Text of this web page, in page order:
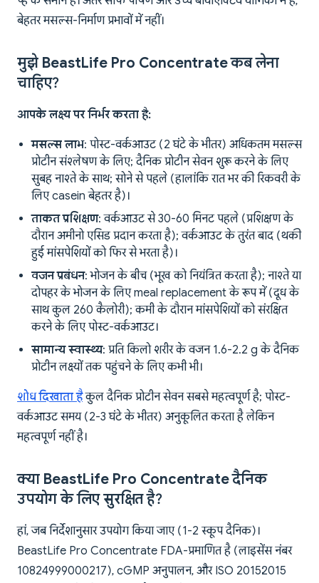
बेहतर मसल्स-निर्माण प्रभावों में नहीं।
मुझे BeastLife Pro Concentrate कब लेना
चाहिए?
आपके लक्ष्य पर निर्भर करता है:
मसल्स लाभ: पोस्ट-वर्कआउट (2 घंटे के भीतर) अधिकतम मसल्स
प्रोटीन संश्लेषण के लिए; दैनिक प्रोटीन सेवन शुरू करने के लिए
सुबह नाश्ते के साथ; सोने से पहले (हालांकि रात भर की रिकवरी के
लिए casein बेहतर है)।
ताकत प्रशिक्षण: वर्कआउट से 30-60 मिनट पहले (प्रशिक्षण के
दौरान अमीनो एसिड प्रदान करता है); वर्कआउट के तुरंत बाद (थकी
हुई मांसपेशियों को फिर से भरता है)।
वजन प्रबंधन: भोजन के बीच (भूख को नियंत्रित करता है); नाश्ते या
दोपहर के भोजन के लिए meal replacement के रूप में (दूध के
साथ कुल 260 कैलोरी); कमी के दौरान मांसपेशियों को संरक्षित
करने के लिए पोस्ट-वर्कआउट।
सामान्य स्वास्थ्य: प्रति किलो शरीर के वजन 1.6-2.2 g के दैनिक
प्रोटीन लक्ष्यों तक पहुंचने के लिए कभी भी।
शोध दिखाता हैकुल दैनिक प्रोटीन सेवन सबसे महत्वपूर्ण है; पोस्ट-
वर्कआउट समय (2-3 घंटे के भीतर) अनुकूलित करता है लेकिन
महत्वपूर्ण नहीं है।
क्या BeastLife Pro Concentrate दैनिक
उपयोग के लिए सुरक्षित है?
हां, जब निर्देशानुसार उपयोग किया जाए (1-2 स्कूप दैनिक)।
BeastLife Pro Concentrate FDA-प्रमाणित है (लाइसेंस नंबर
10824999000217), cGMP अनुपालन, और ISO 2015:2015